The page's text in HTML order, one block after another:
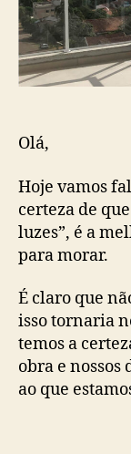
Olá,
Hoje vamos
certeza de
luzes”, é a
para morar.
É claro que
isso tornaria
temos a
obra e
ao que